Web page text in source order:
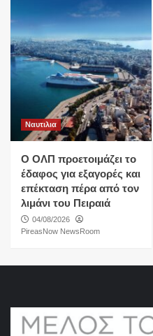
Ναυτιλια
O ΟΛΠ προετοιμάζει το
έδαφος για εξαγορές και
επέκταση πέρα από τον
λιμάνι του Πειραιά
04/08/2026
PireasNow NewsRoom